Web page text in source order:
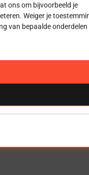
ons om bijvoorbeeld je
Weiger je
van bepaalde onderdelen